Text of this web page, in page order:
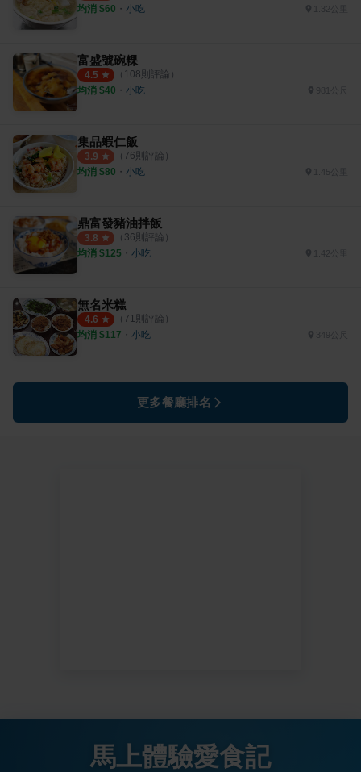
均消 $60 ・ 小吃 1.32公里
富盛號碗粿
4.5 （ 108則評論）
均消 $40 ・ 小吃
集品蝦仁飯
3.9 （ 76則評論）
均消 $80 ・ 小吃 1.45公里
鼎富發豬油拌飯
3.8 （ 36則評論）
均消 $125 ・ 小吃 1.42公里
無名米糕
4.6 （ 71則評論）
均消 $117 ・ 小吃
更多餐廳排名
馬上體驗愛食記